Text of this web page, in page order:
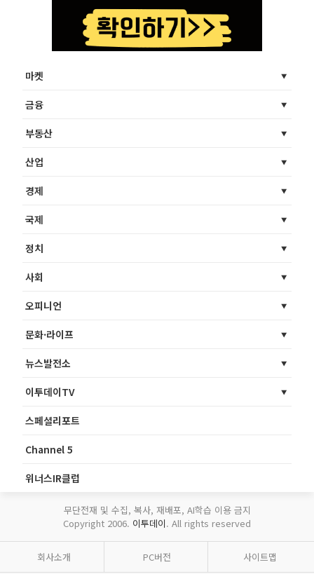
마켓
금융
부동산
산업
경제
국제
정치
사회
오피니언
문화·라이프
뉴스발전소
이투데이TV
스페셜리포트
Channel 5
위너스IR클럽
무단전재 및 수집, 복사, 재배포, AI학습 이용 금지
Copyright 2006. 이투데이. All rights reserved
회사소개 PC버전 사이트맵